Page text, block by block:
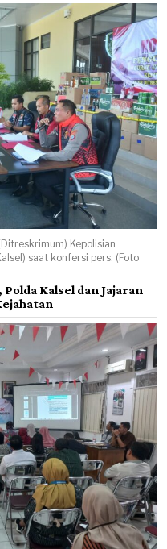
Kepolisian
saat konfersi pers. (Foto
Kalsel dan Jajaran